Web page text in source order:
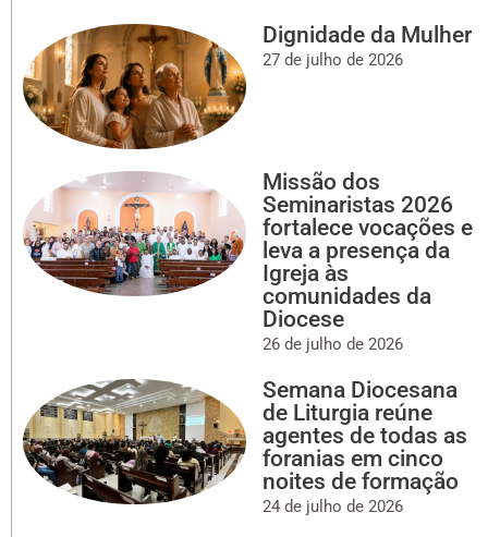
Dignidade da Mulher
27 de julho de 2026
Missão dos
Seminaristas 2026
fortalece vocações e
leva a presença da
Igreja às
comunidades da
Diocese
26 de julho de 2026
Semana Diocesana
de Liturgia reúne
agentes de todas as
foranias em cinco
noites de formação
24 de julho de 2026